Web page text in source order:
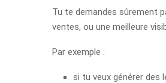
Tu te demandes sûrement
ventes, ou une meilleure
Par exemple :
si tu veux générer des